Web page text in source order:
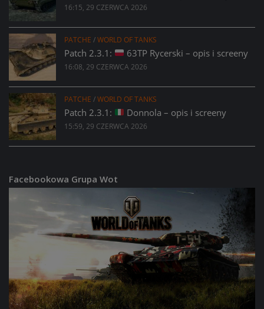
16:15, 29 CZERWCA 2026
PATCHE /WORLD OF TANKS
Patch 2.3.1: 63TP Rycerski – opis i screeny
16:08, 29 CZERWCA 2026
PATCHE /WORLD OF TANKS
Patch 2.3.1: Donnola – opis i screeny
15:59, 29 CZERWCA 2026
Facebookowa Grupa Wot